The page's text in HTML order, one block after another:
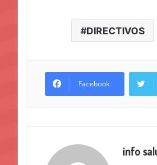
DIRECTIVOS
Facebook
info